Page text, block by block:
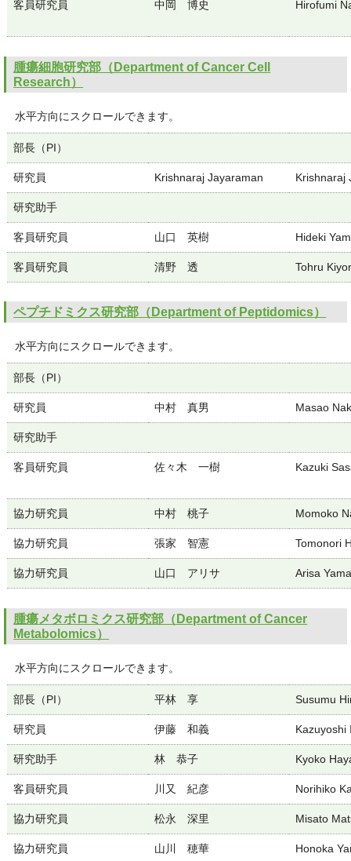
客員研究員 中岡 博史 Hirofumi
腫瘍細胞研究部（Department of Cancer Cell
Research）
水平方向にスクロールできます。
部長（PI）
研究員 Krishnaraj Jayaraman Krishnaraj
研究助手
客員研究員 山口 英樹 Hideki
客員研究員 清野 透 Tohru
ペプチドミクス研究部（Department of Peptidomics）
水平方向にスクロールできます。
部長（PI）
研究員 中村 真男 Masao
研究助手
客員研究員 佐々木 一樹 Kazuki
協力研究員 中村 桃子 Momoko
協力研究員 張家 智憲 Tomonori
協力研究員 山口 アリサ Arisa
腫瘍メタボロミクス研究部（Department of Cancer
Metabolomics）
水平方向にスクロールできます。
部長（PI） 平林 享 Susumu
研究員 伊藤 和義 Kazuyoshi
研究助手 林 恭子 Kyoko
客員研究員 川又 紀彦 Norihiko
協力研究員 松永 深里 Misato
協力研究員 山川 穂華 Honoka